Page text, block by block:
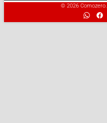
© 2026